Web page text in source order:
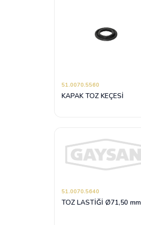
51.0070.5560
KAPAK TOZ KEÇESİ
51.0070.5640
TOZ LASTİĞİ Ø71,50 mm